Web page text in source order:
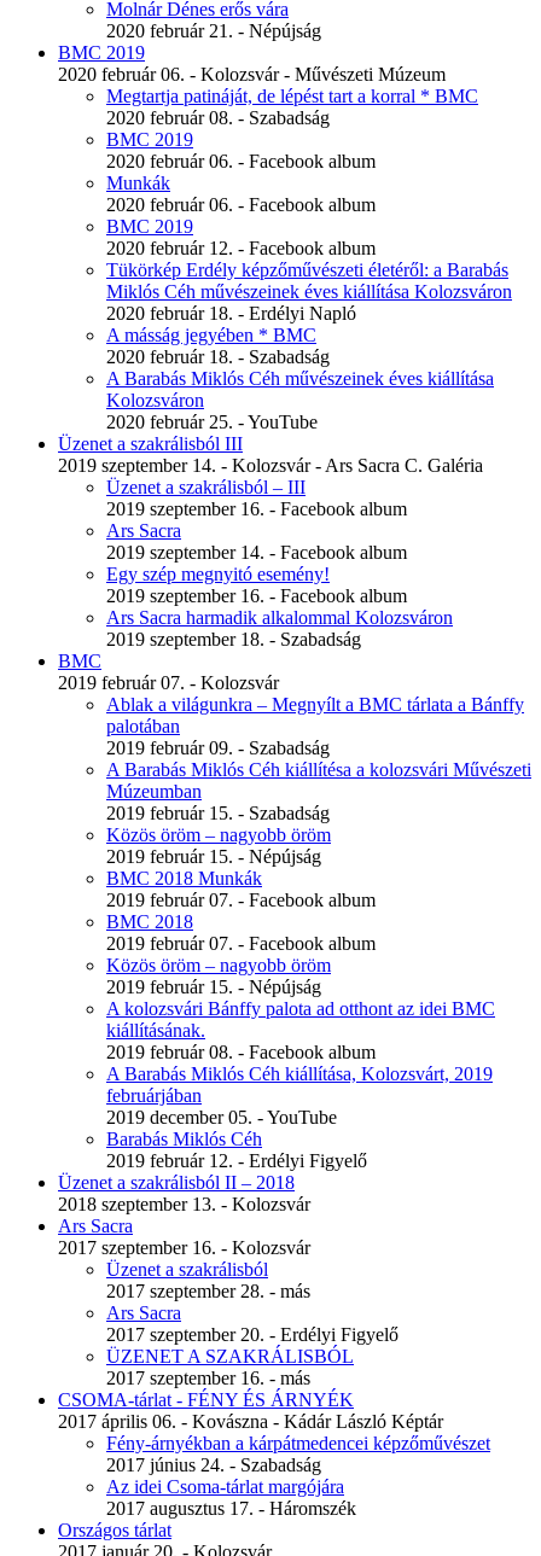
Molnár Dénes erős vára
2020 február 21. - Népújság
BMC 2019
2020 február 06. - Kolozsvár - Művészeti Múzeum
Megtartja patináját, de lépést tart a korral * BMC
2020 február 08. - Szabadság
BMC 2019
2020 február 06. - Facebook album
Munkák
2020 február 06. - Facebook album
BMC 2019
2020 február 12. - Facebook album
Tükörkép Erdély képzőművészeti életéről: a Barabás
Miklós Céh művészeinek éves kiállítása Kolozsváron
2020 február 18. - Erdélyi Napló
A másság jegyében * BMC
2020 február 18. - Szabadság
A Barabás Miklós Céh művészeinek éves kiállítása
Kolozsváron
2020 február 25. - YouTube
Üzenet a szakrálisból III
2019 szeptember 14. - Kolozsvár - Ars Sacra C. Galéria
Üzenet a szakrálisból – III
2019 szeptember 16. - Facebook album
Ars Sacra
2019 szeptember 14. - Facebook album
Egy szép megnyitó esemény!
2019 szeptember 16. - Facebook album
Ars Sacra harmadik alkalommal Kolozsváron
2019 szeptember 18. - Szabadság
BMC
2019 február 07. - Kolozsvár
Ablak a világunkra – Megnyílt a BMC tárlata a Bánffy
palotában
2019 február 09. - Szabadság
A Barabás Miklós Céh kiállítésa a kolozsvári Művészeti
Múzeumban
2019 február 15. - Szabadság
Közös öröm – nagyobb öröm
2019 február 15. - Népújság
BMC 2018 Munkák
2019 február 07. - Facebook album
BMC 2018
2019 február 07. - Facebook album
Közös öröm – nagyobb öröm
2019 február 15. - Népújság
A kolozsvári Bánffy palota ad otthont az idei BMC
kiállításának.
2019 február 08. - Facebook album
A Barabás Miklós Céh kiállítása, Kolozsvárt, 2019
februárjában
2019 december 05. - YouTube
Barabás Miklós Céh
2019 február 12. - Erdélyi Figyelő
Üzenet a szakrálisból II – 2018
2018 szeptember 13. - Kolozsvár
Ars Sacra
2017 szeptember 16. - Kolozsvár
Üzenet a szakrálisból
2017 szeptember 28. - más
Ars Sacra
2017 szeptember 20. - Erdélyi Figyelő
ÜZENET A SZAKRÁLISBÓL
2017 szeptember 16. - más
CSOMA-tárlat - FÉNY ÉS ÁRNYÉK
2017 április 06. - Kovászna - Kádár László Képtár
Fény-árnyékban a kárpátmedencei képzőművészet
2017 június 24. - Szabadság
Az idei Csoma-tárlat margójára
2017 augusztus 17. - Háromszék
Országos tárlat